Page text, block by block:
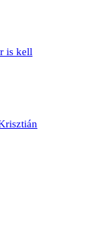
is kell